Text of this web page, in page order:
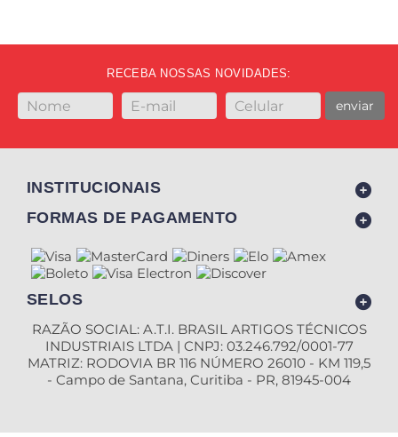
RECEBA NOSSAS NOVIDADES:
enviar
INSTITUCIONAIS
FORMAS DE PAGAMENTO
SELOS
RAZÃO SOCIAL: A.T.I. BRASIL ARTIGOS TÉCNICOS
INDUSTRIAIS LTDA | CNPJ: 03.246.792/0001-77
MATRIZ: RODOVIA BR 116 NÚMERO 26010 - KM 119,5
- Campo de Santana, Curitiba - PR, 81945-004